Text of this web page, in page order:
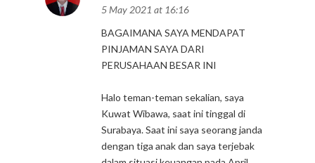
5 May 2021 at 16:16
BAGAIMANA SAYA MENDAPAT
PINJAMAN SAYA DARI
PERUSAHAAN BESAR INI
Halo teman-teman sekalian, saya
Kuwat Wibawa, saat ini tinggal di
Surabaya. Saat ini saya seorang janda
dengan tiga anak dan saya terjebak